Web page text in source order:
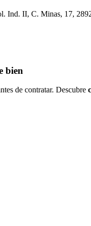
Ind. II, C. Minas, 17,
bien
de contratar. Descubre